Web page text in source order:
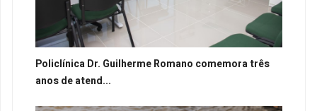
Policlínica Dr. Guilherme Romano comemora três
anos de atend...